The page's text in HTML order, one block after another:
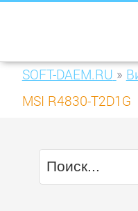
SOFT-DAEM.RU »
MSI R4830-T2D1G